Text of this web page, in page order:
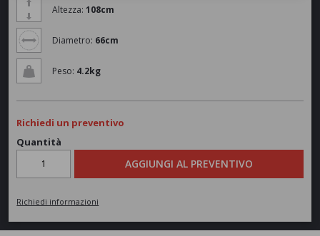
Altezza:108cm
Diametro: 66cm
Peso: 4.2kg
Richiedi un preventivo
Quantità
AGGIUNGI AL PREVENTIVO
Richiedi informazioni